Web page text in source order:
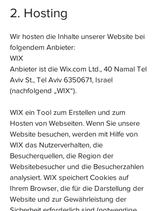
2. Hosting
Wir hosten die Inhalte unserer Website bei
folgendem Anbieter:
WIX
Anbieter ist die Wix.com Ltd., 40 Namal Tel
Aviv St., Tel Aviv 6350671, Israel
(nachfolgend „WIX“).
WIX ein Tool zum Erstellen und zum
Hosten von Webseiten. Wenn Sie unsere
Website besuchen, werden mit Hilfe von
WIX das Nutzerverhalten, die
Besucherquellen, die Region der
Websitebesucher und die Besucherzahlen
analysiert. WIX speichert Cookies auf
Ihrem Browser, die für die Darstellung der
Website und zur Gewährleistung der